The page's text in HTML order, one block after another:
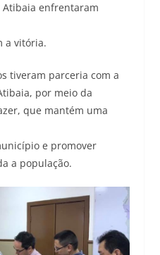
Atibaia enfrentaram
a vitória.
tiveram parceria com a
por meio da
que mantém uma
e promover
a população.